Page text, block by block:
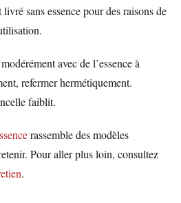
sans essence pour des raisons de
avec de l’essence à
refermer hermétiquement.
faiblit.
rassemble des modèles
Pour aller plus loin, consultez
.